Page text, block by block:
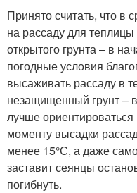
Принято считать, что в
на рассаду для
открытого грунта – в
погодные условия
высаживать рассаду в
незащищенный грунт –
лучше
моменту высадки
менее 15°С, а даже
заставит сеянцы
погибнуть.